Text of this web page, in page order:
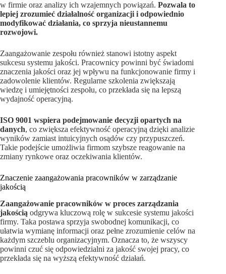
w firmie oraz analizy ich wzajemnych powiązań. Pozwala to
lepiej zrozumieć działalność organizacji i odpowiednio
modyfikować działania, co sprzyja nieustannemu
rozwojowi.
Zaangażowanie zespołu również stanowi istotny aspekt
sukcesu systemu jakości. Pracownicy powinni być świadomi
znaczenia jakości oraz jej wpływu na funkcjonowanie firmy i
zadowolenie klientów. Regularne szkolenia zwiększają
wiedzę i umiejętności zespołu, co przekłada się na lepszą
wydajność operacyjną.
ISO 9001 wspiera podejmowanie decyzji opartych na
danych, co zwiększa efektywność operacyjną dzięki analizie
wyników zamiast intuicyjnych osądów czy przypuszczeń.
Takie podejście umożliwia firmom szybsze reagowanie na
zmiany rynkowe oraz oczekiwania klientów.
Znaczenie zaangażowania pracowników w zarządzanie
jakością
Zaangażowanie pracowników w proces zarządzania
jakością odgrywa kluczową rolę w sukcesie systemu jakości
firmy. Taka postawa sprzyja swobodnej komunikacji, co
ułatwia wymianę informacji oraz pełne zrozumienie celów na
każdym szczeblu organizacyjnym. Oznacza to, że wszyscy
powinni czuć się odpowiedzialni za jakość swojej pracy, co
przekłada się na wyższą efektywność działań.